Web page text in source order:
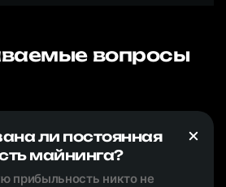
вопросы
ли постоянная
майнинга?
прибыльность никто не